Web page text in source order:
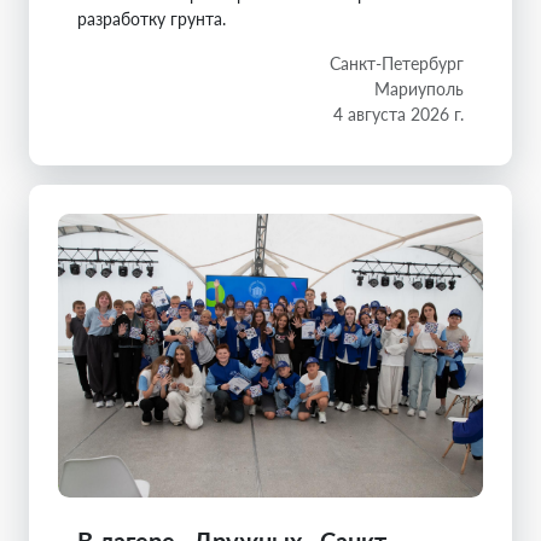
разработку грунта.
Санкт-Петербург
Мариуполь
4 августа 2026 г.